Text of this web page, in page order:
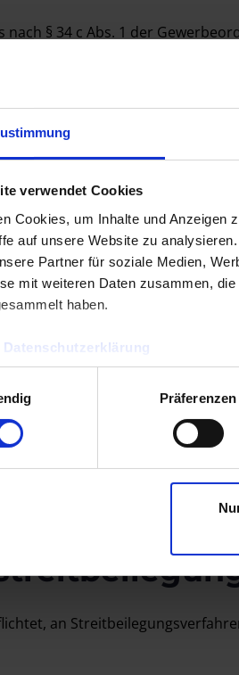
verwendet Cookies
Cookies, um Inhalte und Anzeigen
auf unsere Website zu
Partner für soziale Medien,
mit weiteren Daten zusammen,
haben.
Datenschutzerklärung
Präferenzen
§ 34 c Abs. 1 der
Abs. 1 der Gewerbeordnung
Essen, Mülheim an der Ruhr,
eine Plattform zur Online-
oben im Impressum.
an